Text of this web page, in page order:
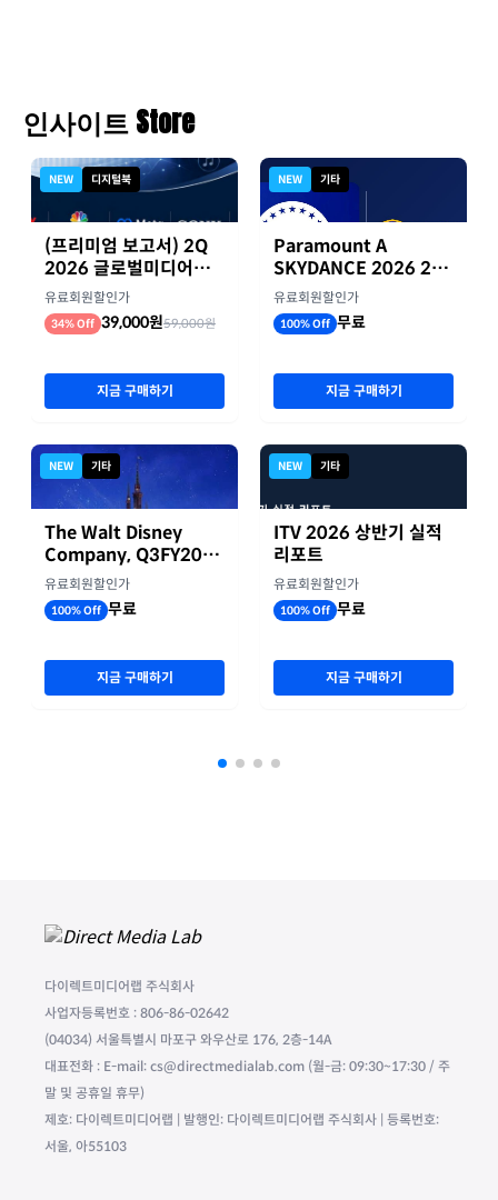
인사이트 Store
NEW 디지털북
(프리미엄 보고서) 2Q
2026 글로벌미디어기
업 실적 종합 보고서
유료회원할인가
34% Off 39,000원59,000원
지금 구매하기
NEW 기타
The Walt Disney
Company, Q3FY2026
실적자료
유료회원할인가
100% Off 무료
지금 구매하기
NEW 기타
Paramount A
SKYDANCE 2026 2분
기 실적
유료회원할인가
100% Off 무료
지금 구매하기
NEW 기타
ITV 2026 상반기 실적
리포트
유료회원할인가
100% Off 무료
지금 구매하기
다이렉트미디어랩 주식회사
사업자등록번호 : 806-86-02642
(04034) 서울특별시 마포구 와우산로 176, 2층-14A
대표전화 : E-mail: cs@directmedialab.com (월-금: 09:30~17:30 / 주
말 및 공휴일 휴무)
제호: 다이렉트미디어랩 | 발행인: 다이렉트미디어랩 주식회사 | 등록번호:
서울, 아55103